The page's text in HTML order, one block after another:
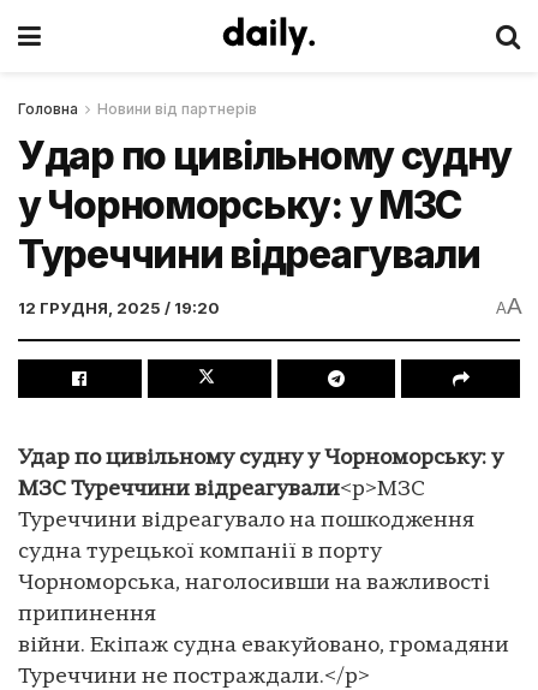
Головна Новини від партнерів
Удар по цивільному судну
у Чорноморську: у МЗС
Туреччини відреагували
12 ГРУДНЯ, 2025 / 19:20 AA
Удар по цивільному судну у Чорноморську: у
МЗС Туреччини відреагували<p>МЗС
Туреччини відреагувало на пошкодження
судна турецької компанії в порту
Чорноморська, наголосивши на важливості
припинення
війни. Екіпаж судна евакуйовано, громадяни
Туреччини не постраждали.</p>